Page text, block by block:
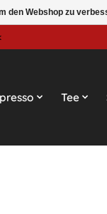
Tee
den Webshop zu